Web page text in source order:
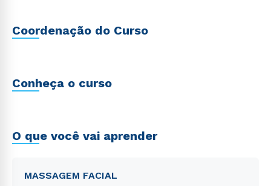
Coordenação do Curso
Conheça o curso
O que você vai aprender
MASSAGEM FACIAL